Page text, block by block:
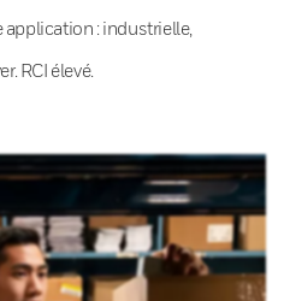
: industrielle,
RCI élevé.